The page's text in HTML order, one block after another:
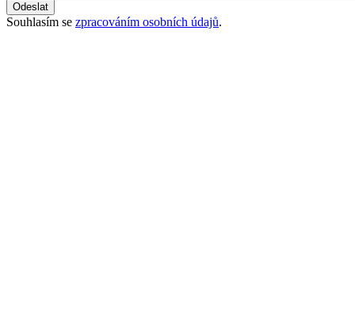
Odeslat
Souhlasím se zpracováním osobních údajů.